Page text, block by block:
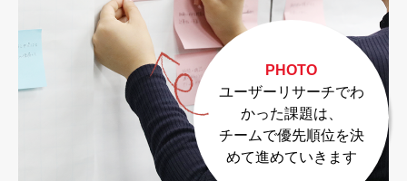
PHOTO
ユーザーリサーチでわ
かった課題は、
チームで優先順位を決
めて進めていきます